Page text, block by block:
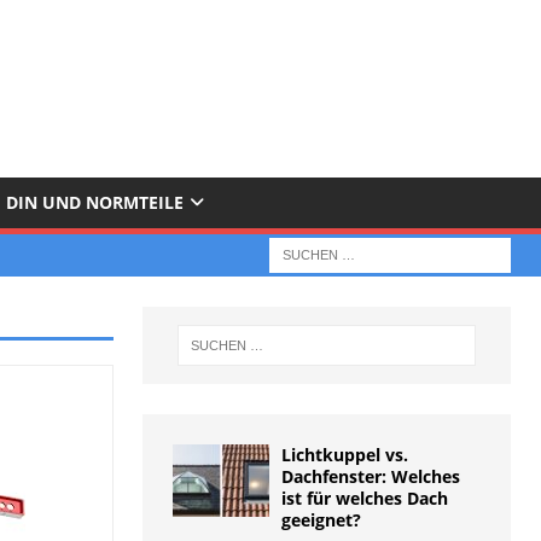
DIN UND NORMTEILE
Lichtkuppel vs.
Dachfenster: Welches
ist für welches Dach
geeignet?